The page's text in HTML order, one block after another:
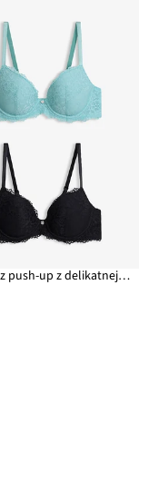
Biustonosz push-up z delikatnej koronki (2 szt.)